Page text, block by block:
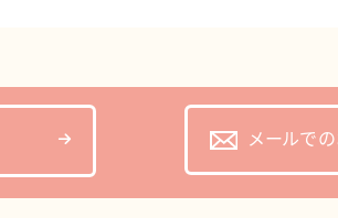
メールで